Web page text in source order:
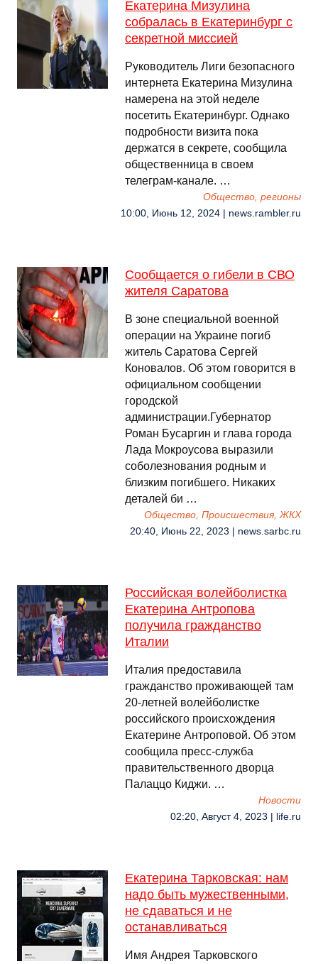
Екатерина Мизулина
собралась в Екатеринбург с
секретной миссией
Руководитель Лиги безопасного
интернета Екатерина Мизулина
намерена на этой неделе
посетить Екатеринбург. Однако
подробности визита пока
держатся в секрете, сообщила
общественница в своем
телеграм-канале. …
Общество, регионы
10:00, Июнь 12, 2024 | news.rambler.ru
Сообщается о гибели в СВО
жителя Саратова
В зоне специальной военной
операции на Украине погиб
житель Саратова Сергей
Коновалов. Об этом говорится в
официальном сообщении
городской
администрации.Губернатор
Роман Бусаргин и глава города
Лада Мокроусова выразили
соболезнования родным и
близким погибшего. Никаких
деталей би …
Общество, Происшествия, ЖКХ
20:40, Июнь 22, 2023 | news.sarbc.ru
Российская волейболистка
Екатерина Антропова
получила гражданство
Италии
Италия предоставила
гражданство проживающей там
20-летней волейболистке
российского происхождения
Екатерине Антроповой. Об этом
сообщила пресс-служба
правительственного дворца
Палаццо Киджи. …
Новости
02:20, Август 4, 2023 | life.ru
Екатерина Тарковская: нам
надо быть мужественными,
не сдаваться и не
останавливаться
Имя Андрея Тарковского